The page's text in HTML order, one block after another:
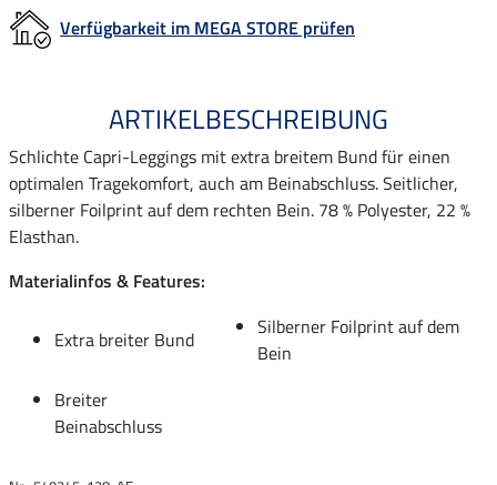
Verfügbarkeit im MEGA STORE prüfen
ARTIKELBESCHREIBUNG
Schlichte Capri-Leggings mit extra breitem Bund für einen
optimalen Tragekomfort, auch am Beinabschluss. Seitlicher,
silberner Foilprint auf dem rechten Bein. 78 % Polyester, 22 %
Elasthan.
Materialinfos & Features:
Extra breiter Bund
Silberner Foilprint auf dem
Bein
Breiter
Beinabschluss